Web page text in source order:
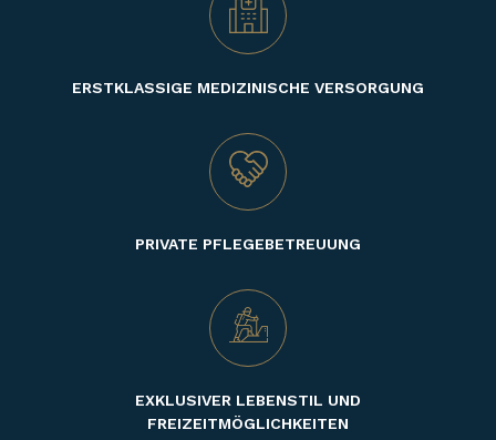
ERSTKLASSIGE MEDIZINISCHE VERSORGUNG
PRIVATE PFLEGEBETREUUNG
EXKLUSIVER LEBENSTIL UND
FREIZEITMÖGLICHKEITEN